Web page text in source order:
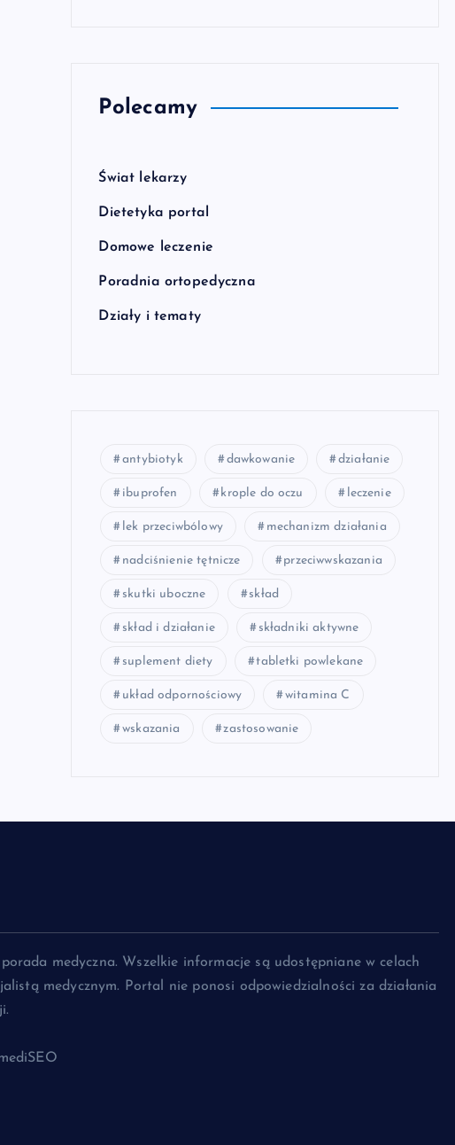
Polecamy
Świat lekarzy
Dietetyka portal
Domowe leczenie
Poradnia ortopedyczna
Działy i tematy
antybiotyk dawkowanie działanie
ibuprofen krople do oczu leczenie
lek przeciwbólowy mechanizm działania
nadciśnienie tętnicze przeciwwskazania
skutki uboczne skład
skład i działanie składniki aktywne
suplement diety tabletki powlekane
układ odpornościowy witamina C
wskazania zastosowanie
medyczna. Wszelkie informacje są udostępniane w celach
medycznym. Portal nie ponosi odpowiedzialności za działania